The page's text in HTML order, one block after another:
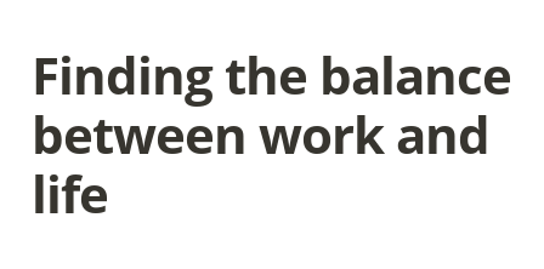
Finding the balance
between work and
life